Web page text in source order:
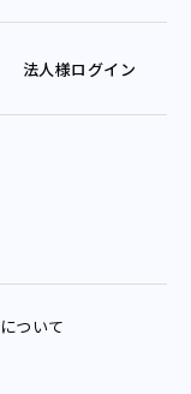
法人様ログイン
について